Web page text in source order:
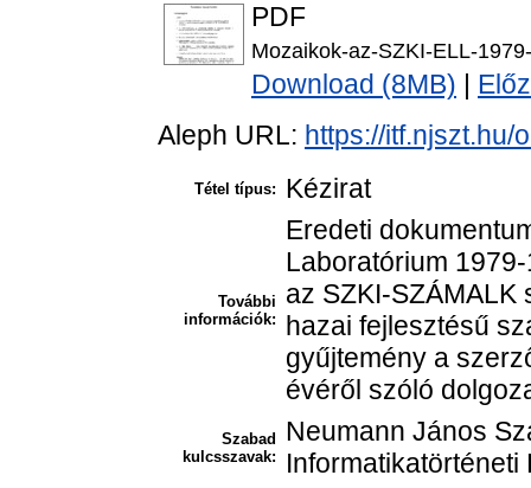
PDF
Mozaikok-az-SZKI-ELL-
Download (8MB)
Aleph URL: https://itf.njszt.hu/
Tétel típus: Kézirat
További
információk:
Eredeti
Laboratórium
az SZKI-
hazai fejlesztésű
gyűjtemény a
évéről szóló
Szabad
kulcsszavak:
Neumann János
Informatikatörténeti